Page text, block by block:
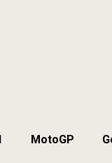
MotoGP